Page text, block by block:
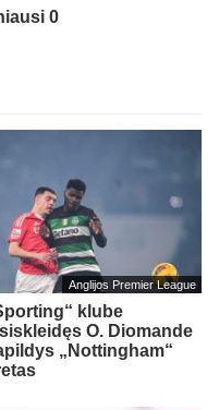
0
Anglijos Premier League
klube
O. Diomande
„Nottingham“